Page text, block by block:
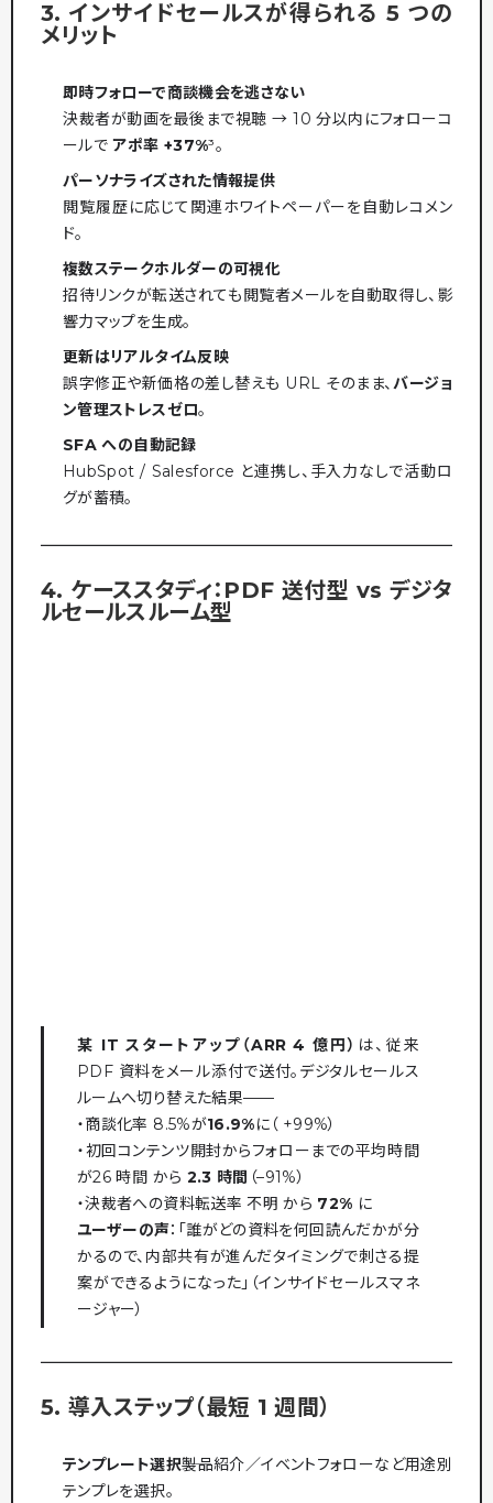
3. インサイドセールスが得られる 5 つの
メリット
即時フォローで商談機会を逃さない
決裁者が動画を最後まで視聴 → 10 分以内にフォローコ
ールでアポ率 +37%³。
パーソナライズされた情報提供
閲覧履歴に応じて関連ホワイトペーパーを自動レコメン
ド。
複数ステークホルダーの可視化
招待リンクが転送されても閲覧者メールを自動取得し、影
響力マップを生成。
更新はリアルタイム反映
誤字修正や新価格の差し替えも URL そのまま、バージョ
ン管理ストレスゼロ。
SFA への自動記録
HubSpot / Salesforce と連携し、手入力なしで活動ロ
グが蓄積。
4. ケーススタディ：PDF 送付型 vs デジタ
ルセールスルーム型
某 IT スタートアップ（ARR 4 億円） は、従来
PDF 資料をメール添付で送付。デジタルセールス
ルームへ切り替えた結果——
・商談化率 8.5%が16.9%に（ +99%）
・初回コンテンツ開封からフォローまでの平均時間
が26 時間 から 2.3 時間 （–91%）
・決裁者への資料転送率 不明 から 72% に
ユーザーの声：「誰がどの資料を何回読んだかが分
かるので、内部共有が進んだタイミングで刺さる提
案ができるようになった」（インサイドセールスマネ
ージャー）
5. 導入ステップ（最短 1 週間）
テンプレート選択――製品紹介／イベントフォローなど用途別
テンプレを選択。